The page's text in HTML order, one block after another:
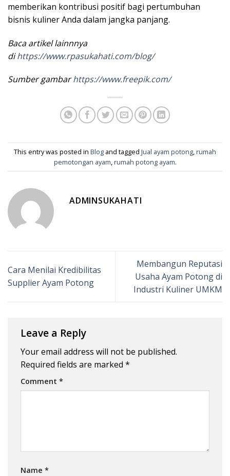
memberikan kontribusi positif bagi pertumbuhan
bisnis kuliner Anda dalam jangka panjang.
Baca artikel lainnnya
dihttps://www.rpasukahati.com/blog/
Sumber gambarhttps://www.freepik.com/
This entry was posted in Blog and tagged Jual ayam potong,rumah
pemotongan ayam,rumah potong ayam.
ADMINSUKAHATI
Cara Menilai Kredibilitas
Supplier Ayam Potong
Membangun Reputasi
Usaha Ayam Potong di
Industri Kuliner UMKM
Leave a Reply
Your email address will not be published.
Required fields are marked *
Comment *
Name *